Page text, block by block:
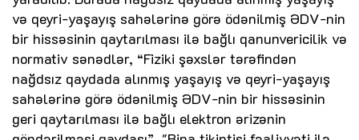
və qeyri-yaşayış sahələrinə görə ödənilmiş ƏDV-nin
bir hissəsinin qaytarılması ilə bağlı qanunvericilik və
normativ sənədlər, “Fiziki şəxslər tərəfindən
nağdsız qaydada alınmış yaşayış və qeyri-yaşayış
sahələrinə görə ödənilmiş ƏDV-nin bir hissəsinin
geri qaytarılması ilə bağlı elektron ərizənin